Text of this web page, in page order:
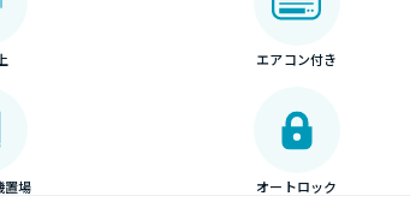
エアコン付き
置場 オートロック